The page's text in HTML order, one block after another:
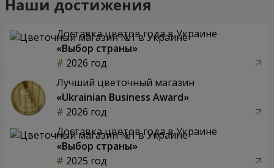
Наши достижения
Доставка цветов года в Украине
«Выбор страны»
2026 год
Лучший цветочный магазин
«Ukrainian Business Award»
2026 год
Доставка цветов года в Украине
«Выбор страны»
2025 год